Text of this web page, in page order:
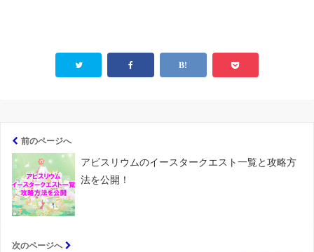
前のページへ
アビスリウムのイースタークエスト一覧と攻略方
法を公開！
次のページへ